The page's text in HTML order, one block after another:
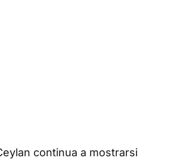
continua a mostrarsi